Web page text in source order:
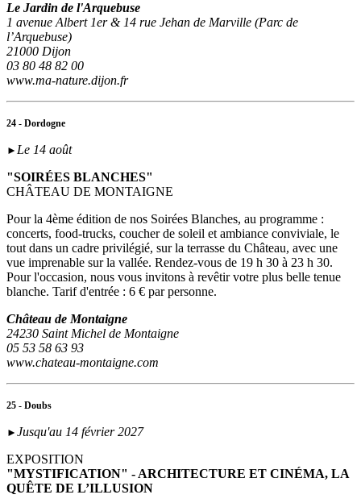
Le Jardin de l'Arquebuse
1 avenue Albert 1er & 14 rue Jehan de Marville (Parc de
l’Arquebuse)
21000 Dijon
03 80 48 82 00
www.ma-nature.dijon.fr
24 - Dordogne
► Le 14 août
"SOIRÉES BLANCHES"
CHÂTEAU DE MONTAIGNE
Pour la 4ème édition de nos Soirées Blanches, au programme :
concerts, food-trucks, coucher de soleil et ambiance conviviale, le
tout dans un cadre privilégié, sur la terrasse du Château, avec une
vue imprenable sur la vallée. Rendez-vous de 19 h 30 à 23 h 30.
Pour l'occasion, nous vous invitons à revêtir votre plus belle tenue
blanche. Tarif d'entrée : 6 € par personne.
Château de Montaigne
24230 Saint Michel de Montaigne
05 53 58 63 93
www.chateau-montaigne.com
25 - Doubs
► Jusqu'au 14 février 2027
EXPOSITION
"MYSTIFICATION" - ARCHITECTURE ET CINÉMA, LA
QUÊTE DE L’ILLUSION